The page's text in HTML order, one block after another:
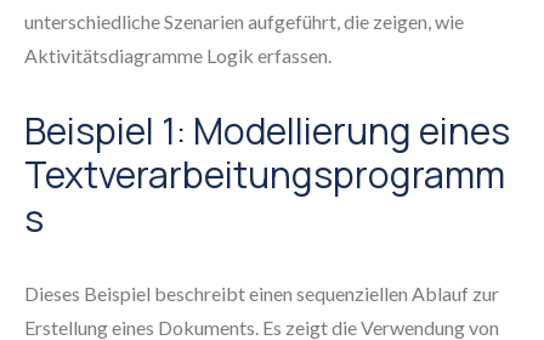
unterschiedliche Szenarien aufgeführt, die zeigen, wie
Aktivitätsdiagramme Logik erfassen.
Beispiel 1: Modellierung eines
Textverarbeitungsprogramm
s
Dieses Beispiel beschreibt einen sequenziellen Ablauf zur
Erstellung eines Dokuments. Es zeigt die Verwendung von